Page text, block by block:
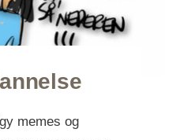
memes og